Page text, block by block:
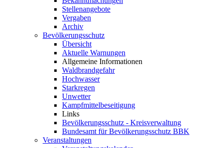
Stellenangebote
Vergaben
Archiv
Bevölkerungsschutz
Übersicht
Aktuelle Warnungen
Allgemeine Informationen
Waldbrandgefahr
Hochwasser
Starkregen
Unwetter
Kampfmittelbeseitigung
Links
Bevölkerungsschutz - Kreisverwaltung
Bundesamt für Bevölkerungsschutz BBK
Veranstaltungen